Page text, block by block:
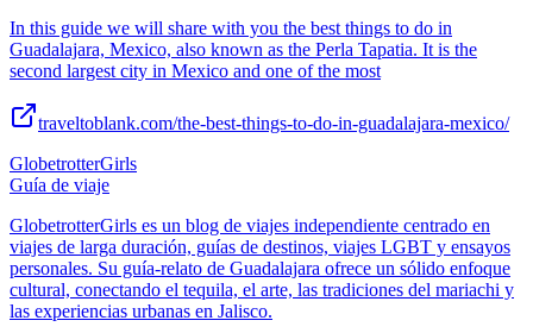
In this guide we will share with you the best things to do in
Guadalajara, Mexico, also known as the Perla Tapatia. It is the
second largest city in Mexico and one of the most
traveltoblank.com/the-best-things-to-do-in-guadalajara-mexico/
GlobetrotterGirls
Guía de viaje
GlobetrotterGirls es un blog de viajes independiente centrado en
viajes de larga duración, guías de destinos, viajes LGBT y ensayos
personales. Su guía-relato de Guadalajara ofrece un sólido enfoque
cultural, conectando el tequila, el arte, las tradiciones del mariachi y
las experiencias urbanas en Jalisco.